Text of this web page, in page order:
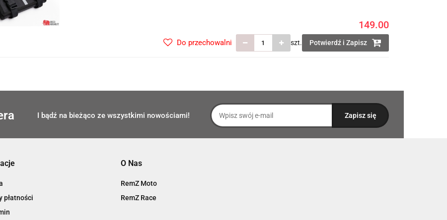
149.00
szt. Potwierdź i Zapisz
Do przechowalni
I bądź na bieżąco ze wszystkimi nowościami!
płatności
O Nas
RemZ Moto
RemZ Race